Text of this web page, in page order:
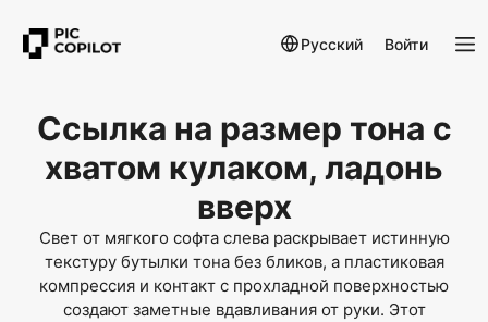
Русский Войти
Ссылка на размер тона с
хватом кулаком, ладонь
вверх
Свет от мягкого софта слева раскрывает истинную
текстуру бутылки тона без бликов, а пластиковая
компрессия и контакт с прохладной поверхностью
создают заметные вдавливания от руки. Этот